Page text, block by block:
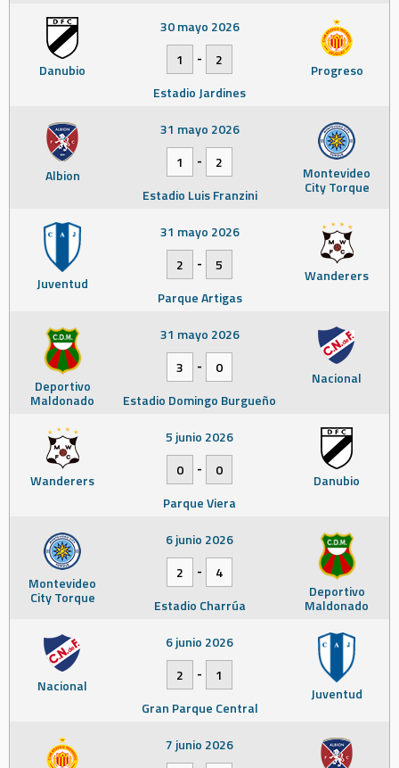
Danubio Progreso
30 mayo 2026
1
-
2
Estadio Jardines
Albion Montevideo
City Torque
31 mayo 2026
1
-
2
Estadio Luis Franzini
Juventud Wanderers
31 mayo 2026
2
-
5
Parque Artigas
Deportivo
Maldonado
Nacional
31 mayo 2026
3
-
0
Estadio Domingo Burgueño
Wanderers Danubio
5 junio 2026
0
-
0
Parque Viera
Montevideo
City Torque Deportivo
Maldonado
6 junio 2026
2
-
4
Estadio Charrúa
Nacional Juventud
6 junio 2026
2
-
1
Gran Parque Central
7 junio 2026